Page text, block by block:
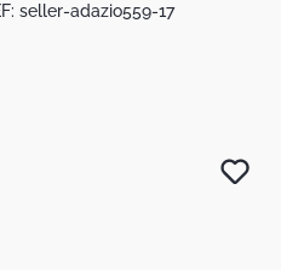
seller-adazio559-17